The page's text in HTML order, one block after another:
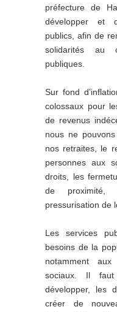
préfecture de
développer et
publics, afin de
solidarités au
publiques.
Sur fond
colossaux pour
de revenus
nous ne
nos retraites, le
personnes aux
droits, les
de
pressurisation de
Les services
besoins de la
notamment
sociaux. Il
développer, les
créer de